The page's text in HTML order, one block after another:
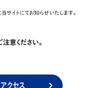
アクセス